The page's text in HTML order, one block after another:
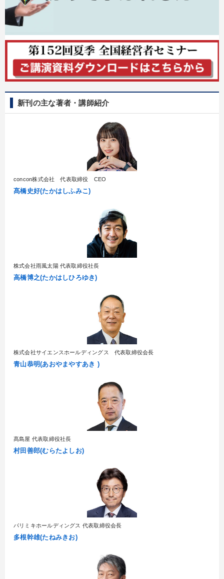
新刊の主な著者・講師紹介
concon株式会社 代表取締役 CEO
髙橋史好(たかはしふみこ)
株式会社雨風太陽 代表取締役社長
高橋博之(たかはしひろゆき)
株式会社サイエンスホールディングス 代表取締役会長
青山恭明(あおやまやすあき )
髙島屋 代表取締役社長
村田善郎(むらたよしお)
パリミキホールディングス 代表取締役会長
多根幹雄(たねみきお)